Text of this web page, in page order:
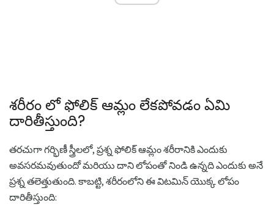
శరీరం లో ఫోలిక్ ఆమ్లం లేకపోవడం ఏమి
దారితీస్తుంది?
తరచుగా గర్భిణీ స్త్రీలలో, ప్రశ్న ఫోలిక్ ఆమ్లం శరీరానికి ఎందుకు
అవసరమవుతుందో మరియు దాని లోపంతో నిండి ఉన్నది ఎందుకు అనే
ప్రశ్న తలెత్తుతుంది. కాబట్టి, శరీరంలోని ఈ విటమిన్ యొక్క లోపం
దారితీస్తుంది: